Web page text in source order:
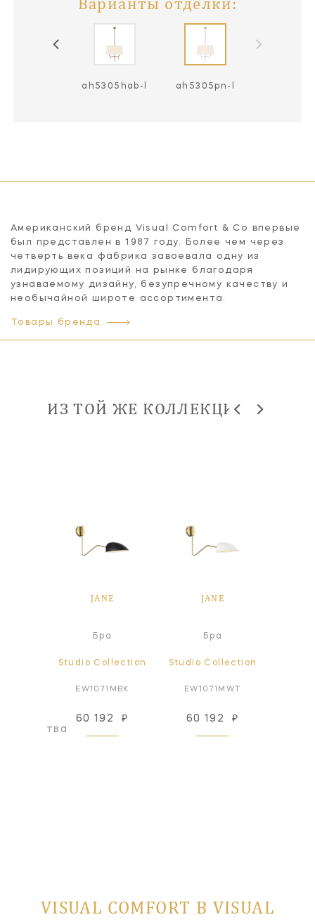
ah5305hab-l ah5305pn-l
Американский бренд Visual Comfort & Co впервые
был представлен в 1987 году. Более чем через
четверть века фабрика завоевала одну из
лидирующих позиций на рынке благодаря
узнаваемому дизайну, безупречному качеству и
необычайной широте ассортимента.
Товары бренда
ИЗ ТОЙ ЖЕ КОЛЛЕКЦИИ
JANE
Бра
Studio Collection
EW1071MBK
60 192 ₽
JANE
Бра
Studio Collection
EW1071MWT
60 192 ₽
VISUAL COMFORT В VISUAL